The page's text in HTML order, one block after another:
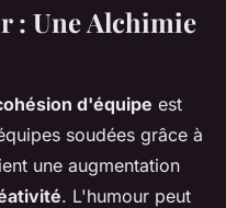
: Une Alchimie
d'équipe est
soudées grâce à
une augmentation
. L'humour peut